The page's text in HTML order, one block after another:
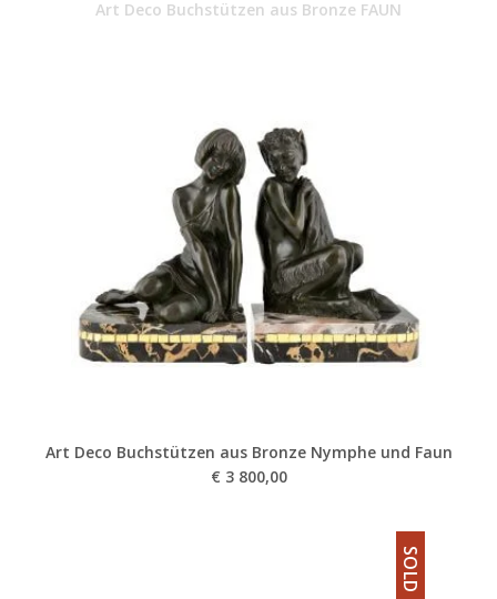
Art Deco Buchstützen aus Bronze FAUN
Art Deco Buchstützen aus Bronze Nymphe und Faun
€ 3 800,00
SOLD